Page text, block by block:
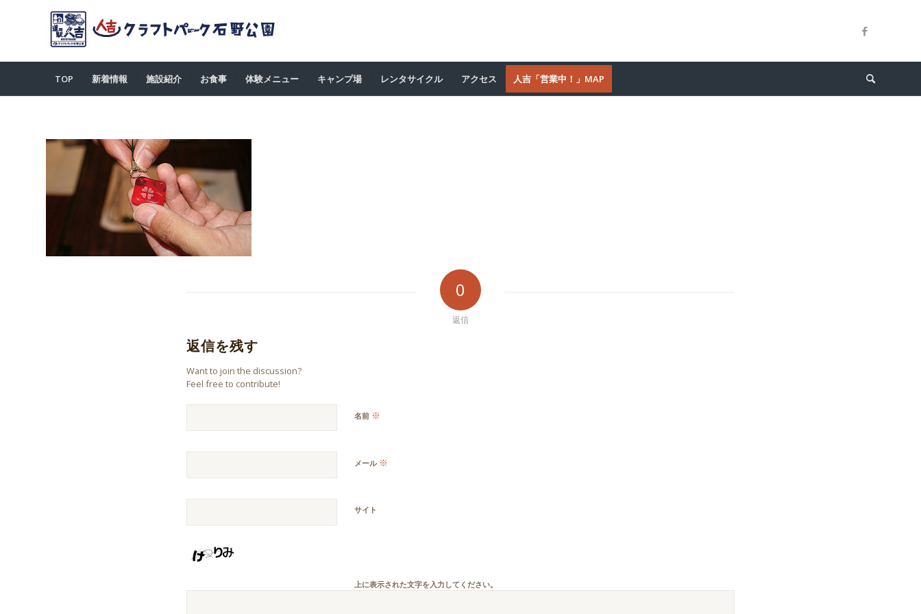
TOP 新着情報 施設紹介 お食事 体験メニュー キャンプ場 レンタサイクル アクセス 人吉「営業中！」MAP
0
返信
返信を残す
Want to join the discussion?
Feel free to contribute!
名前 ※
メール ※
サイト
上に表示された文字を入力してください。